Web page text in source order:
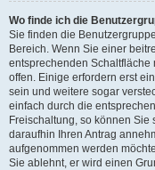
Wo finde ich die
Sie finden die
Bereich. Wenn Sie einer
entsprechenden
offen. Einige erfordern erst
sein und weitere sogar
einfach durch die
Freischaltung, so können
daraufhin Ihren Antrag
aufgenommen werden
Sie ablehnt, er wird einen